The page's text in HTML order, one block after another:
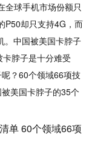
全球手机市场份额只
P50却只支持4G，而
中国被美国卡脖子
脖子是十分难受
？60个领域66项技
美国卡脖子的35个